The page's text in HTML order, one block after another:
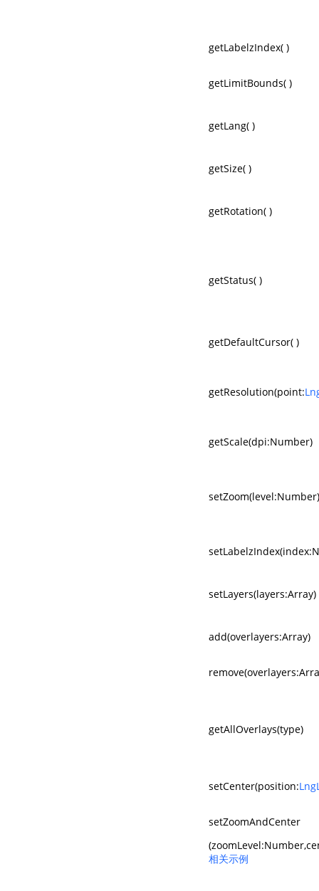
getLabelzIndex( )
getLimitBounds( )
getLang( )
getSize( )
getRotation( )
getStatus( )
getDefaultCursor( )
getResolution(point:
getScale(dpi:Number)
setZoom(level:Number)
setLayers(layers:Array)
add(overlayers:Array)
getAllOverlays(type)
setCenter(position:
setZoomAndCenter
相关示例